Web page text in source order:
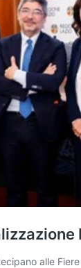
alle